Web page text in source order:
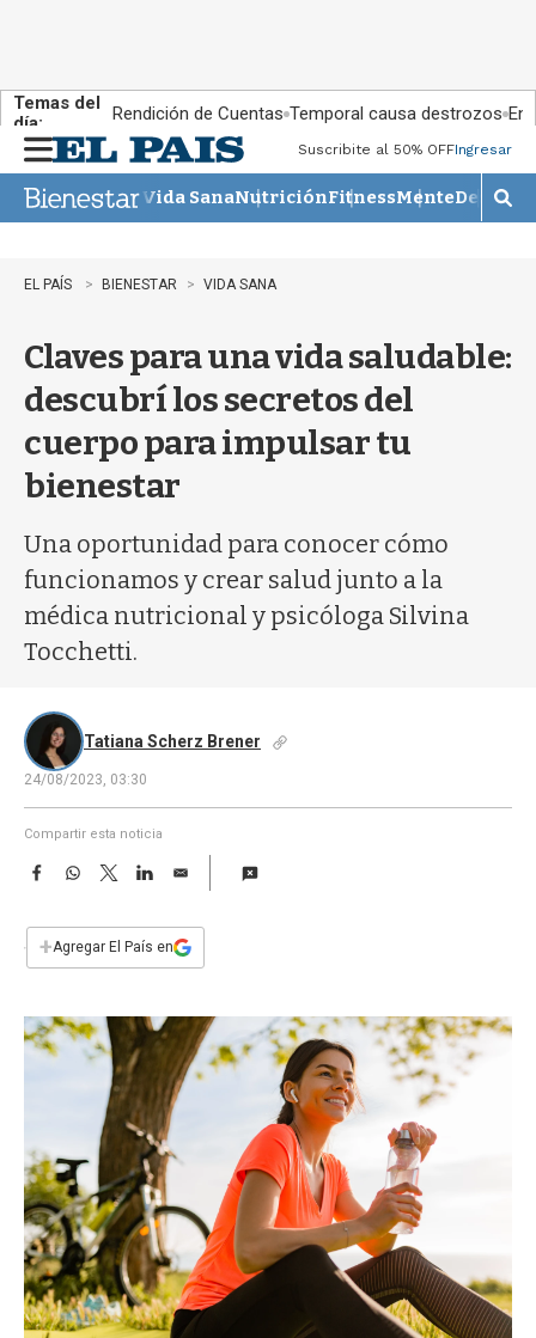
Temas del
día:
Rendición de Cuentas Temporal causa destrozos En
n
u
Suscribite al 50% OFFIngresar
Vida SanaNutriciónFitnessMente
M
o
r
b
EL PAÍS BIENESTAR VIDA SANA
Claves para una vida saludable:
descubrí los secretos del
cuerpo para impulsar tu
bienestar
Una oportunidad para conocer cómo
funcionamos y crear salud junto a la
médica nutricional y psicóloga Silvina
Tocchetti.
Tatiana Scherz Brener
24/08/2023, 03:30
Compartir esta noticia
F
e
b
k
W
s
p
T
w
t
L
n
E
i
l
+Agregar El País en